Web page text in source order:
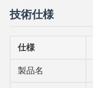
技術仕様
仕様
製品名